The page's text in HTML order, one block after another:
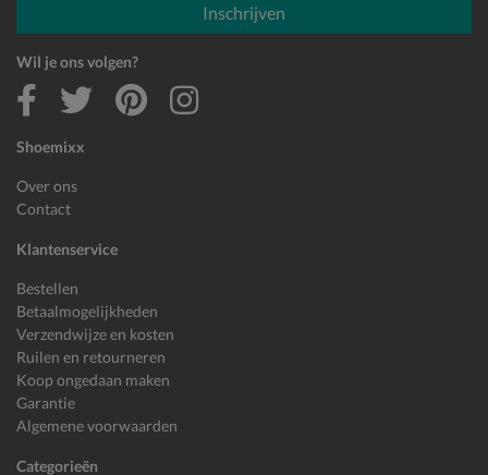
Shoemixx
Over ons
Contact
Klantenservice
Bestellen
Betaalmogelijkheden
Verzendwijze en kosten
Ruilen en retourneren
Koop ongedaan maken
Garantie
Algemene voorwaarden
Categorieën
Inschrijven
Wil je ons volgen?